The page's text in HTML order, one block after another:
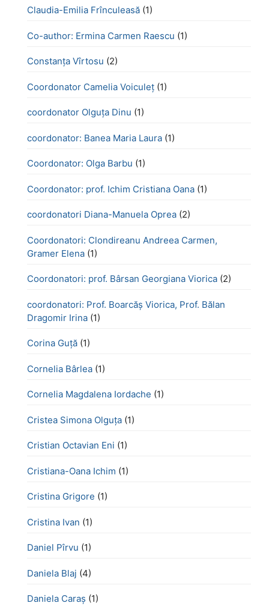
Claudia-Emilia Frînculeasă (1)
Co-author: Ermina Carmen Raescu (1)
Constanța Vîrtosu (2)
Coordonator Camelia Voiculeț (1)
coordonator Olguța Dinu (1)
coordonator: Banea Maria Laura (1)
Coordonator: Olga Barbu (1)
Coordonator: prof. Ichim Cristiana Oana (1)
coordonatori Diana-Manuela Oprea (2)
Coordonatori: Clondireanu Andreea Carmen,
Gramer Elena (1)
Coordonatori: prof. Bârsan Georgiana Viorica (2)
coordonatori: Prof. Boarcăș Viorica, Prof. Bălan
Dragomir Irina (1)
Corina Guță (1)
Cornelia Bârlea (1)
Cornelia Magdalena Iordache (1)
Cristea Simona Olguța (1)
Cristian Octavian Eni (1)
Cristiana-Oana Ichim (1)
Cristina Grigore (1)
Cristina Ivan (1)
Daniel Pîrvu (1)
Daniela Blaj (4)
Daniela Caraș (1)